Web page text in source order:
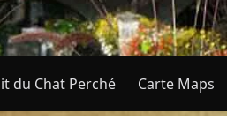
du Chat Perché Carte Maps